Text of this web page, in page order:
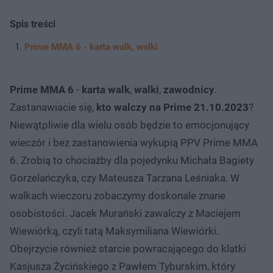
Spis treści
Prime MMA 6 - karta walk, walki
Prime MMA 6 - karta walk, walki, zawodnicy.
Zastanawiacie się, kto walczy na Prime 21.10.2023?
Niewątpliwie dla wielu osób będzie to emocjonujący
wieczór i bez zastanowienia wykupią PPV Prime MMA
6. Zrobią to chociażby dla pojedynku Michała Bagiety
Gorzelańczyka, czy Mateusza Tarzana Leśniaka. W
walkach wieczoru zobaczymy doskonale znane
osobistości. Jacek Murański zawalczy z Maciejem
Wiewiórką, czyli tatą Maksymiliana Wiewiórki.
Obejrzycie również starcie powracającego do klatki
Kasjusza Życińskiego z Pawłem Tyburskim, który